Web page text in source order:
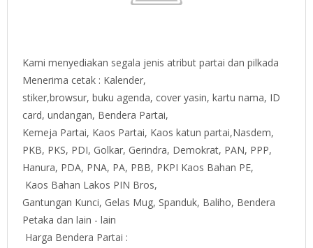
Kami menyediakan segala jenis atribut partai dan pilkada
Menerima cetak : Kalender,
stiker,browsur, buku agenda, cover yasin, kartu nama, ID
card, undangan, Bendera Partai,
Kemeja Partai, Kaos Partai, Kaos katun partai,Nasdem,
PKB, PKS, PDI, Golkar, Gerindra, Demokrat, PAN, PPP,
Hanura, PDA, PNA, PA, PBB, PKPI Kaos Bahan PE,
Kaos Bahan Lakos PIN Bros,
Gantungan Kunci, Gelas Mug, Spanduk, Baliho, Bendera
Petaka dan lain - lain
Harga Bendera Partai :